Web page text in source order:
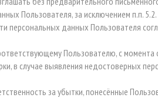
Пользователя, за исключением п.п.
данных Пользователя
Пользователю, с
в случае выявления недостоверных
за убытки, понесённые